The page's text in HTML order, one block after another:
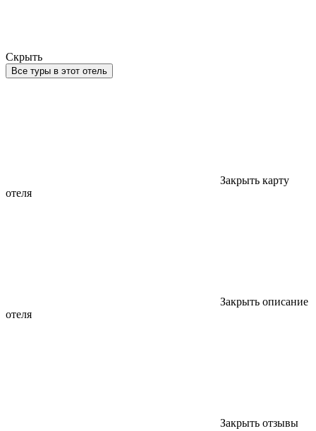
Скрыть
Все туры в этот отель
Закрыть карту
отеля
Закрыть описание
отеля
Закрыть отзывы